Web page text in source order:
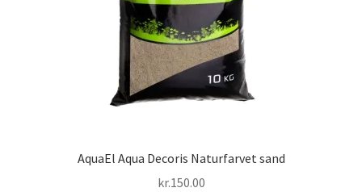
AquaEl Aqua Decoris Naturfarvet sand
kr.150.00